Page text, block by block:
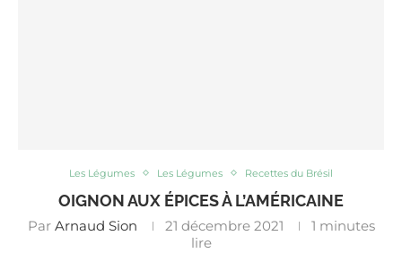
Les Légumes Les Légumes Recettes du Brésil
OIGNON AUX ÉPICES À L’AMÉRICAINE
Par Arnaud Sion 21 décembre 2021
1 minutes
lire